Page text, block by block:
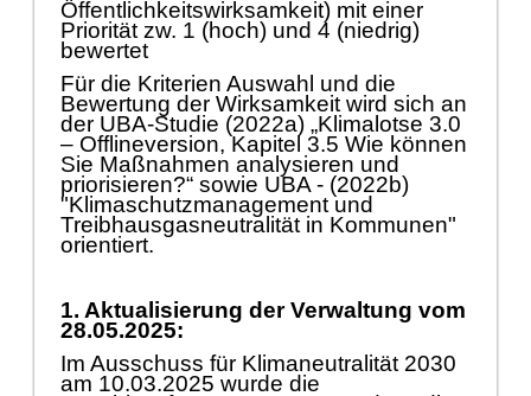
Öffentlichkeitswirksamkeit) mit einer
Priorität zw. 1 (hoch) und 4 (niedrig)
bewertet
Für die Kriterien Auswahl und die
Bewertung der Wirksamkeit wird sich an
der UBA-Studie (2022a) „Klimalotse 3.0
– Offlineversion, Kapitel 3.5 Wie können
Sie Maßnahmen analysieren und
priorisieren?“ sowie UBA - (2022b)
"Klimaschutzmanagement und
Treibhausgasneutralität in Kommunen"
orientiert.
1. Aktualisierung der Verwaltung vom
28.05.2025:
Im Ausschuss für Klimaneutralität 2030
am 10.03.2025 wurde die